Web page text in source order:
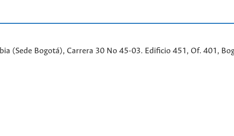
(Sede Bogotá), Carrera 30 No 45-03. Edificio 451, Of. 401,